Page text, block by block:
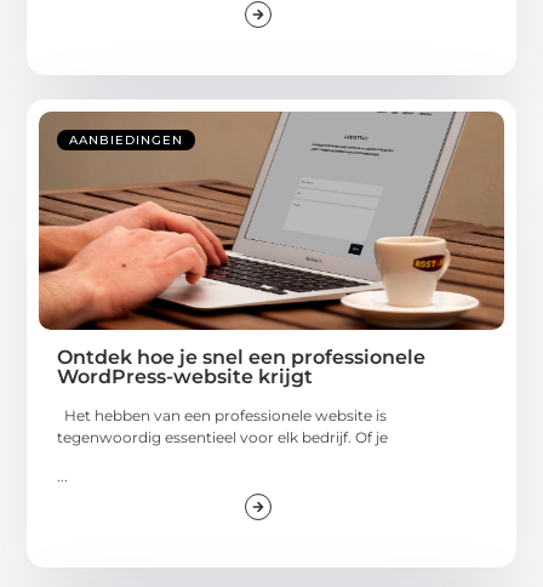
AANBIEDINGEN
Ontdek hoe je snel een professionele
WordPress-website krijgt
Het hebben van een professionele website is
tegenwoordig essentieel voor elk bedrijf. Of je
...